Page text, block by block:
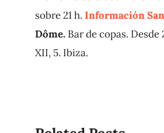
sobre 21 h. Información
Dôme. Bar de copas. Desde
XII, 5. Ibiza.